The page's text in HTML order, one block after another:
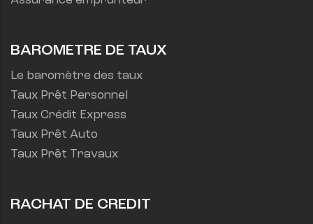
BAROMETRE DE TAUX
Le baromètre des taux
Taux Prêt Personnel
Taux Crédit Express
Taux Prêt Auto
Taux Prêt Travaux
RACHAT DE CREDIT